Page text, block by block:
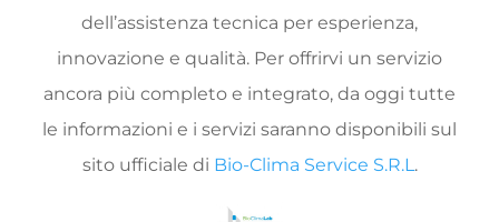
dell’assistenza tecnica per esperienza,
innovazione e qualità. Per offrirvi un servizio
ancora più completo e integrato, da oggi tutte
le informazioni e i servizi saranno disponibili sul
sito ufficiale di Bio-Clima Service S.R.L.